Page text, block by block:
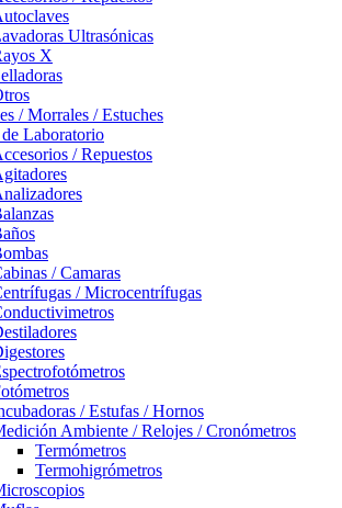
Ultrasónicas
X
/ Morrales / Estuches
Laboratorio
/ Repuestos
/ Camaras
/ Microcentrífugas
/ Estufas / Hornos
Ambiente / Relojes / Cronómetros
Termómetros
Termohigrómetros